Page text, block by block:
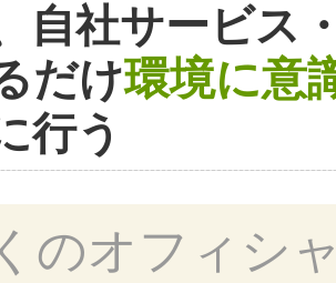
自社サービス
だけ環境に意
行う
のオフィシ